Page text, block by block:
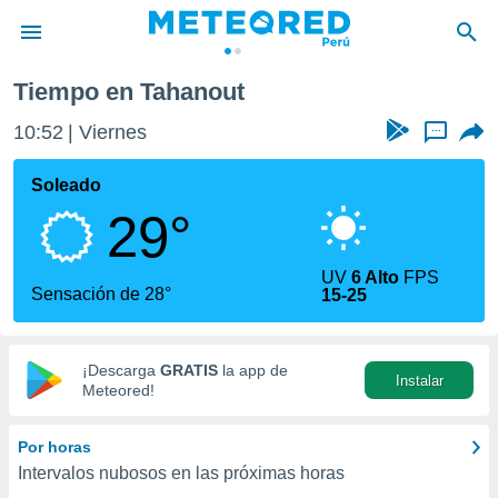
de
ha sido
calidad.
a este
las
y
digital
basada
Tiempo en Tahanout
10:52 Viernes ...
Soleado
29°
Sensación de 28°
UV6 Alto FPS
15-25
¡Descarga GRATIS la app de
Meteored!
Instalar
Por horas
Intervalos nubosos en las próximas horas